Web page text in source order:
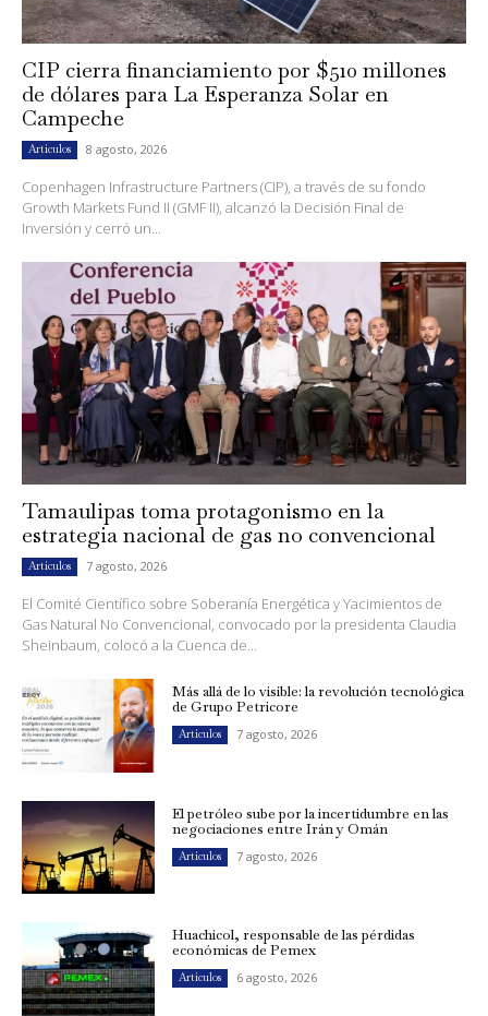
CIP cierra financiamiento por $510 millones
de dólares para La Esperanza Solar en
Campeche
Artículos 8 agosto, 2026
Copenhagen Infrastructure Partners (CIP), a través de su fondo
Growth Markets Fund II (GMF II), alcanzó la Decisión Final de
Inversión y cerró un...
Tamaulipas toma protagonismo en la
estrategia nacional de gas no convencional
Artículos 7 agosto, 2026
El Comité Científico sobre Soberanía Energética y Yacimientos de
Gas Natural No Convencional, convocado por la presidenta Claudia
Sheinbaum, colocó a la Cuenca de...
Más allá de lo visible: la revolución tecnológica
de Grupo Petricore
Artículos 7 agosto, 2026
El petróleo sube por la incertidumbre en las
negociaciones entre Irán y Omán
Artículos 7 agosto, 2026
Huachicol, responsable de las pérdidas
económicas de Pemex
Artículos 6 agosto, 2026